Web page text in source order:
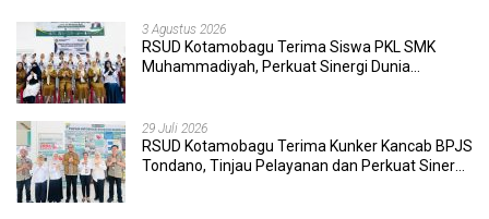
3 Agustus 2026
RSUD Kotamobagu Terima Siswa PKL SMK
Muhammadiyah, Perkuat Sinergi Dunia
29 Juli 2026
RSUD Kotamobagu Terima Kunker Kancab BPJS
Tondano, Tinjau Pelayanan dan Perkuat Sinergi